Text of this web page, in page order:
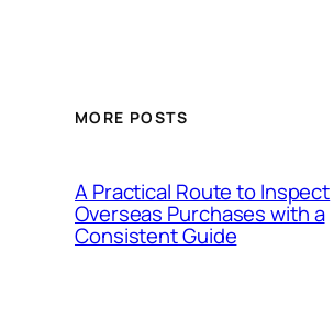
MORE POSTS
A Practical Route to Inspect
Overseas Purchases with a
Consistent Guide